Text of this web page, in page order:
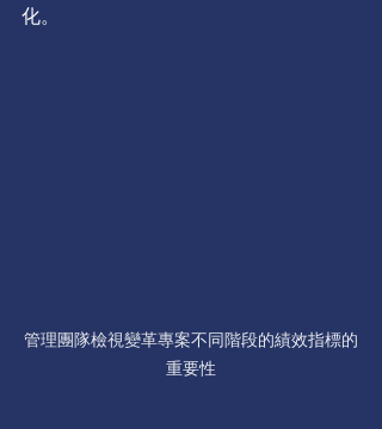
化。
管理團隊檢視變革專案不同階段的績效指標的
重要性